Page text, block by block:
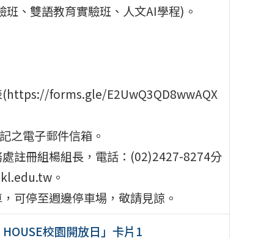
、雙語教育實驗班、人文AI學程)。
(https://forms.gle/E2UwQ3QD8wwAQX
之電子郵件信箱。
註冊組楊組長，電話：(02)2427-8274分
。
可停至週邊停車場，敬請見諒。
校園開放日」卡片1